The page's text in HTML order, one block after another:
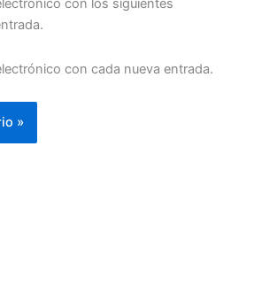
con los siguientes
con cada nueva entrada.